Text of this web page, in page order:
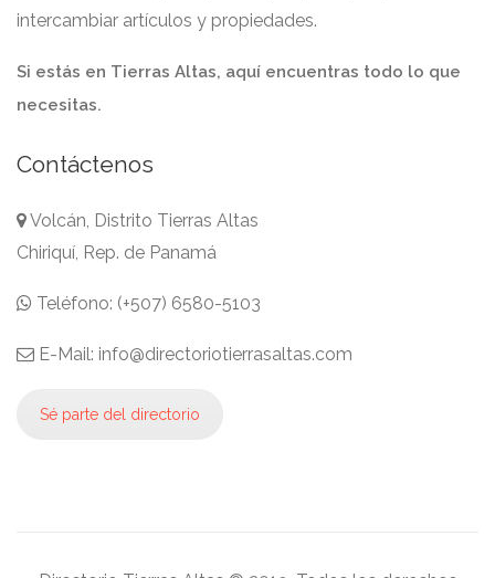
intercambiar artículos y propiedades.
Si estás en Tierras Altas, aquí encuentras todo lo que
necesitas.
Contáctenos
Volcán, Distrito Tierras Altas
Chiriquí, Rep. de Panamá
Teléfono: (+507) 6580-5103
E-Mail: info@directoriotierrasaltas.com
Sé parte del directorio